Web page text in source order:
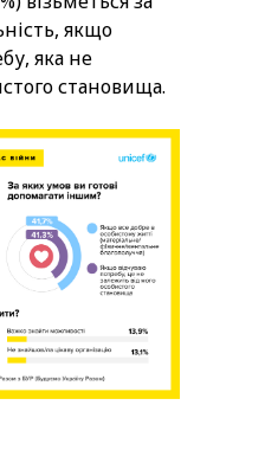
якщо
яка не
становища.